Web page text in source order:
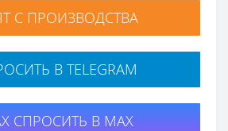
С ПРОИЗВОДСТВА
В TELEGRAM
СПРОСИТЬ В MAX